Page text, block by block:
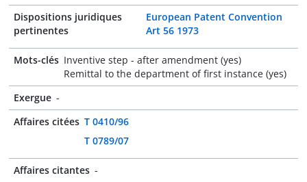
Dispositions juridiques
pertinentes
European Patent Convention
Art 56 1973
Mots-clés Inventive step - after amendment (yes)
Remittal to the department of first instance (yes)
Exergue -
Affaires citées T 0410/96
T 0789/07
Affaires citantes -